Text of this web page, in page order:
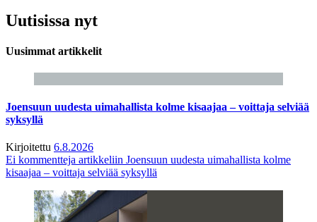
Uutisissa nyt
Uusimmat artikkelit
Joensuun uudesta uimahallista kolme kisaajaa – voittaja selviää
syksyllä
Kirjoitettu 6.8.2026
Ei kommentteja artikkeliin Joensuun uudesta uimahallista kolme
kisaajaa – voittaja selviää syksyllä